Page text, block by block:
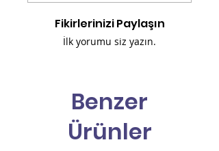
Fikirlerinizi Paylaşın
İlk yorumu siz yazın.
Benzer
Ürünler